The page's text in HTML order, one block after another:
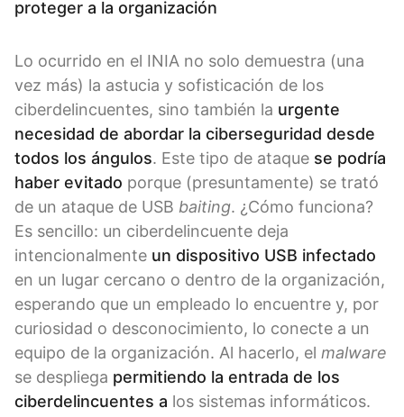
proteger a la organización
Lo ocurrido en el INIA no solo demuestra (una
vez más) la astucia y sofisticación de los
ciberdelincuentes, sino también la urgente
necesidad de abordar la ciberseguridad desde
todos los ángulos. Este tipo de ataque se podría
haber evitado porque (presuntamente) se trató
de un ataque de USB baiting. ¿Cómo funciona?
Es sencillo: un ciberdelincuente deja
intencionalmente un dispositivo USB infectado
en un lugar cercano o dentro de la organización,
esperando que un empleado lo encuentre y, por
curiosidad o desconocimiento, lo conecte a un
equipo de la organización. Al hacerlo, el malware
se despliega permitiendo la entrada de los
ciberdelincuentes a los sistemas informáticos.